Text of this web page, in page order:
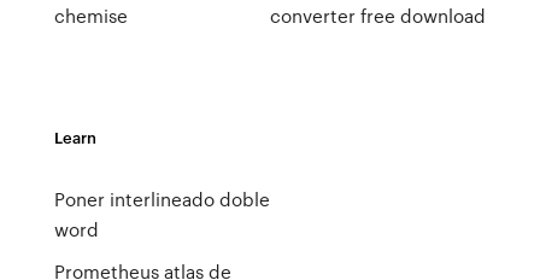
chemise
converter free download
Learn
Poner interlineado doble
word
Prometheus atlas de